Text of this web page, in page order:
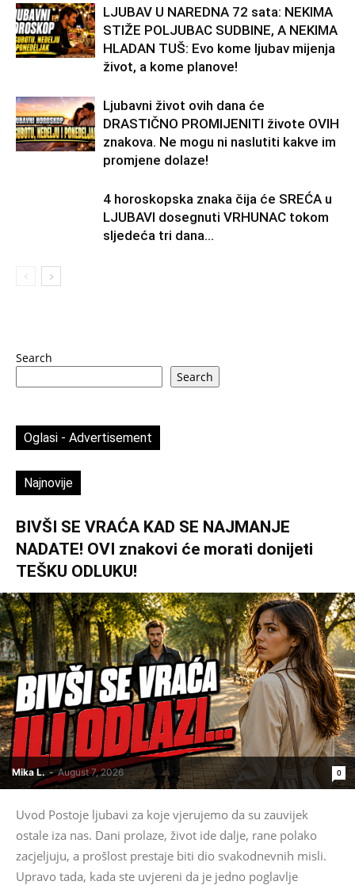
LJUBAV U NAREDNA 72 sata: NEKIMA
STIŽE POLJUBAC SUDBINE, A NEKIMA
HLADAN TUŠ: Evo kome ljubav mijenja
život, a kome planove!
Ljubavni život ovih dana će
DRASTIČNO PROMIJENITI živote OVIH
znakova. Ne mogu ni naslutiti kakve im
promjene dolaze!
4 horoskopska znaka čija će SREĆA u
LJUBAVI dosegnuti VRHUNAC tokom
sljedeća tri dana…
Search
Search
Oglasi - Advertisement
Najnovije
BIVŠI SE VRAĆA KAD SE NAJMANJE
NADATE! OVI znakovi će morati donijeti
TEŠKU ODLUKU!
Mika L. - August 7, 2026 0
Uvod Postoje ljubavi za koje vjerujemo da su zauvijek
ostale iza nas. Dani prolaze, život ide dalje, rane polako
zacjeljuju, a prošlost prestaje biti dio svakodnevnih misli.
Upravo tada, kada ste uvjereni da je jedno poglavlje